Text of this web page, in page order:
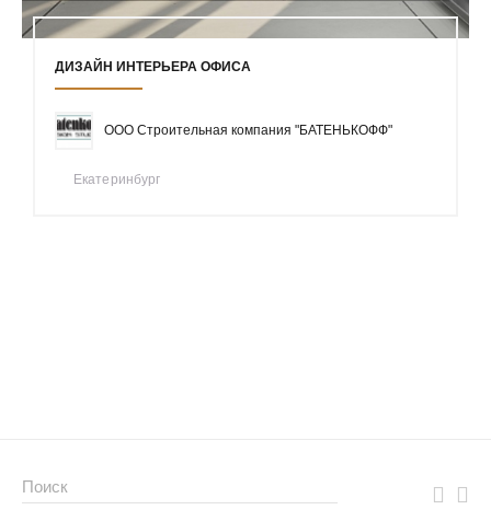
ДИЗАЙН ИНТЕРЬЕРА ОФИСА
ООО Строительная компания "БАТЕНЬКОФФ"
Екатеринбург